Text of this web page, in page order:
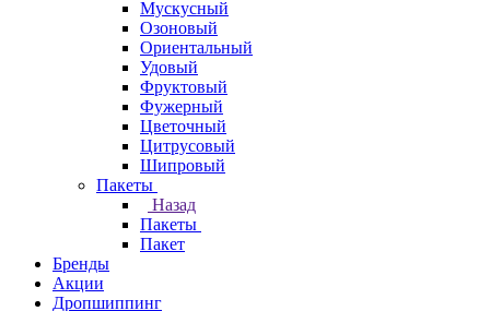
Мускусный
Озоновый
Ориентальный
Удовый
Фруктовый
Фужерный
Цветочный
Цитрусовый
Шипровый
Пакеты
Назад
Пакеты
Пакет
Бренды
Акции
Дропшиппинг